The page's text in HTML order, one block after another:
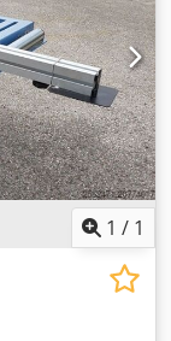
de cinta,
esmerilado -
de serie -
para un
precisión para
aserrado de
inclinable
con
de
para corte de
entrega - Sierra
dispositivo de
esmeril -
1 / 1